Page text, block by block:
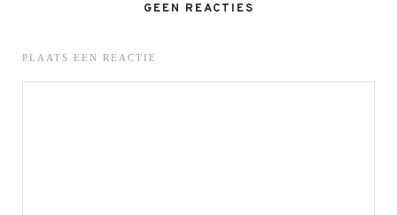
GEEN REACTIES
PLAATS EEN REACTIE